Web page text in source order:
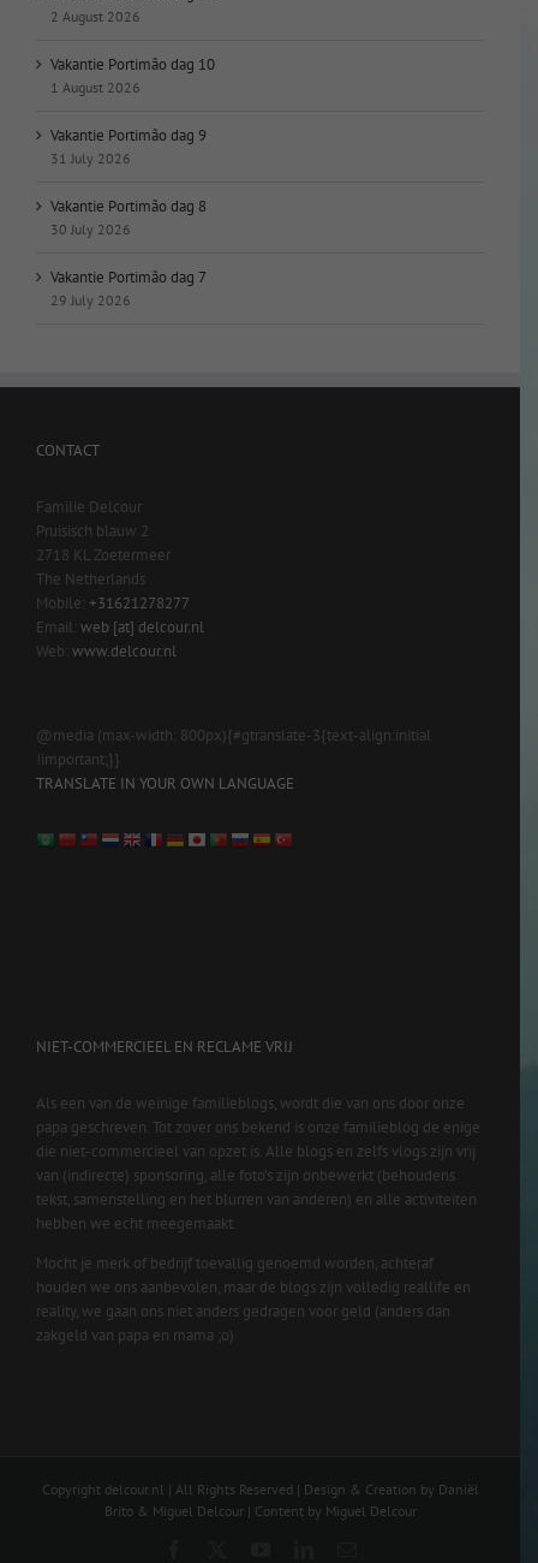
2 August 2026
Vakantie Portimão dag 10
1 August 2026
Vakantie Portimão dag 9
31 July 2026
Vakantie Portimão dag 8
30 July 2026
Vakantie Portimão dag 7
29 July 2026
CONTACT
Familie Delcour
Pruisisch blauw 2
2718 KL Zoetermeer
The Netherlands
Mobile: +31621278277
Email: web [at] delcour.nl
Web: www.delcour.nl
@media (max-width: 800px){#gtranslate-3{text-align:initial
!important;}}
TRANSLATE IN YOUR OWN LANGUAGE
NIET-COMMERCIEEL EN RECLAME VRIJ
Als een van de weinige familieblogs, wordt die van ons door onze
papa geschreven. Tot zover ons bekend is onze familieblog de enige
die niet-commercieel van opzet is. Alle blogs en zelfs vlogs zijn vrij
van (indirecte) sponsoring, alle foto’s zijn onbewerkt (behoudens
tekst, samenstelling en het blurren van anderen) en alle activiteiten
hebben we echt meegemaakt.
Mocht je merk of bedrijf toevallig genoemd worden, achteraf
houden we ons aanbevolen, maar de blogs zijn volledig reallife en
reality, we gaan ons niet anders gedragen voor geld (anders dan
zakgeld van papa en mama ;o)
Copyright delcour.nl | All Rights Reserved | Design & Creation by Daniël
Brito & Miguel Delcour | Content by Miguel Delcour